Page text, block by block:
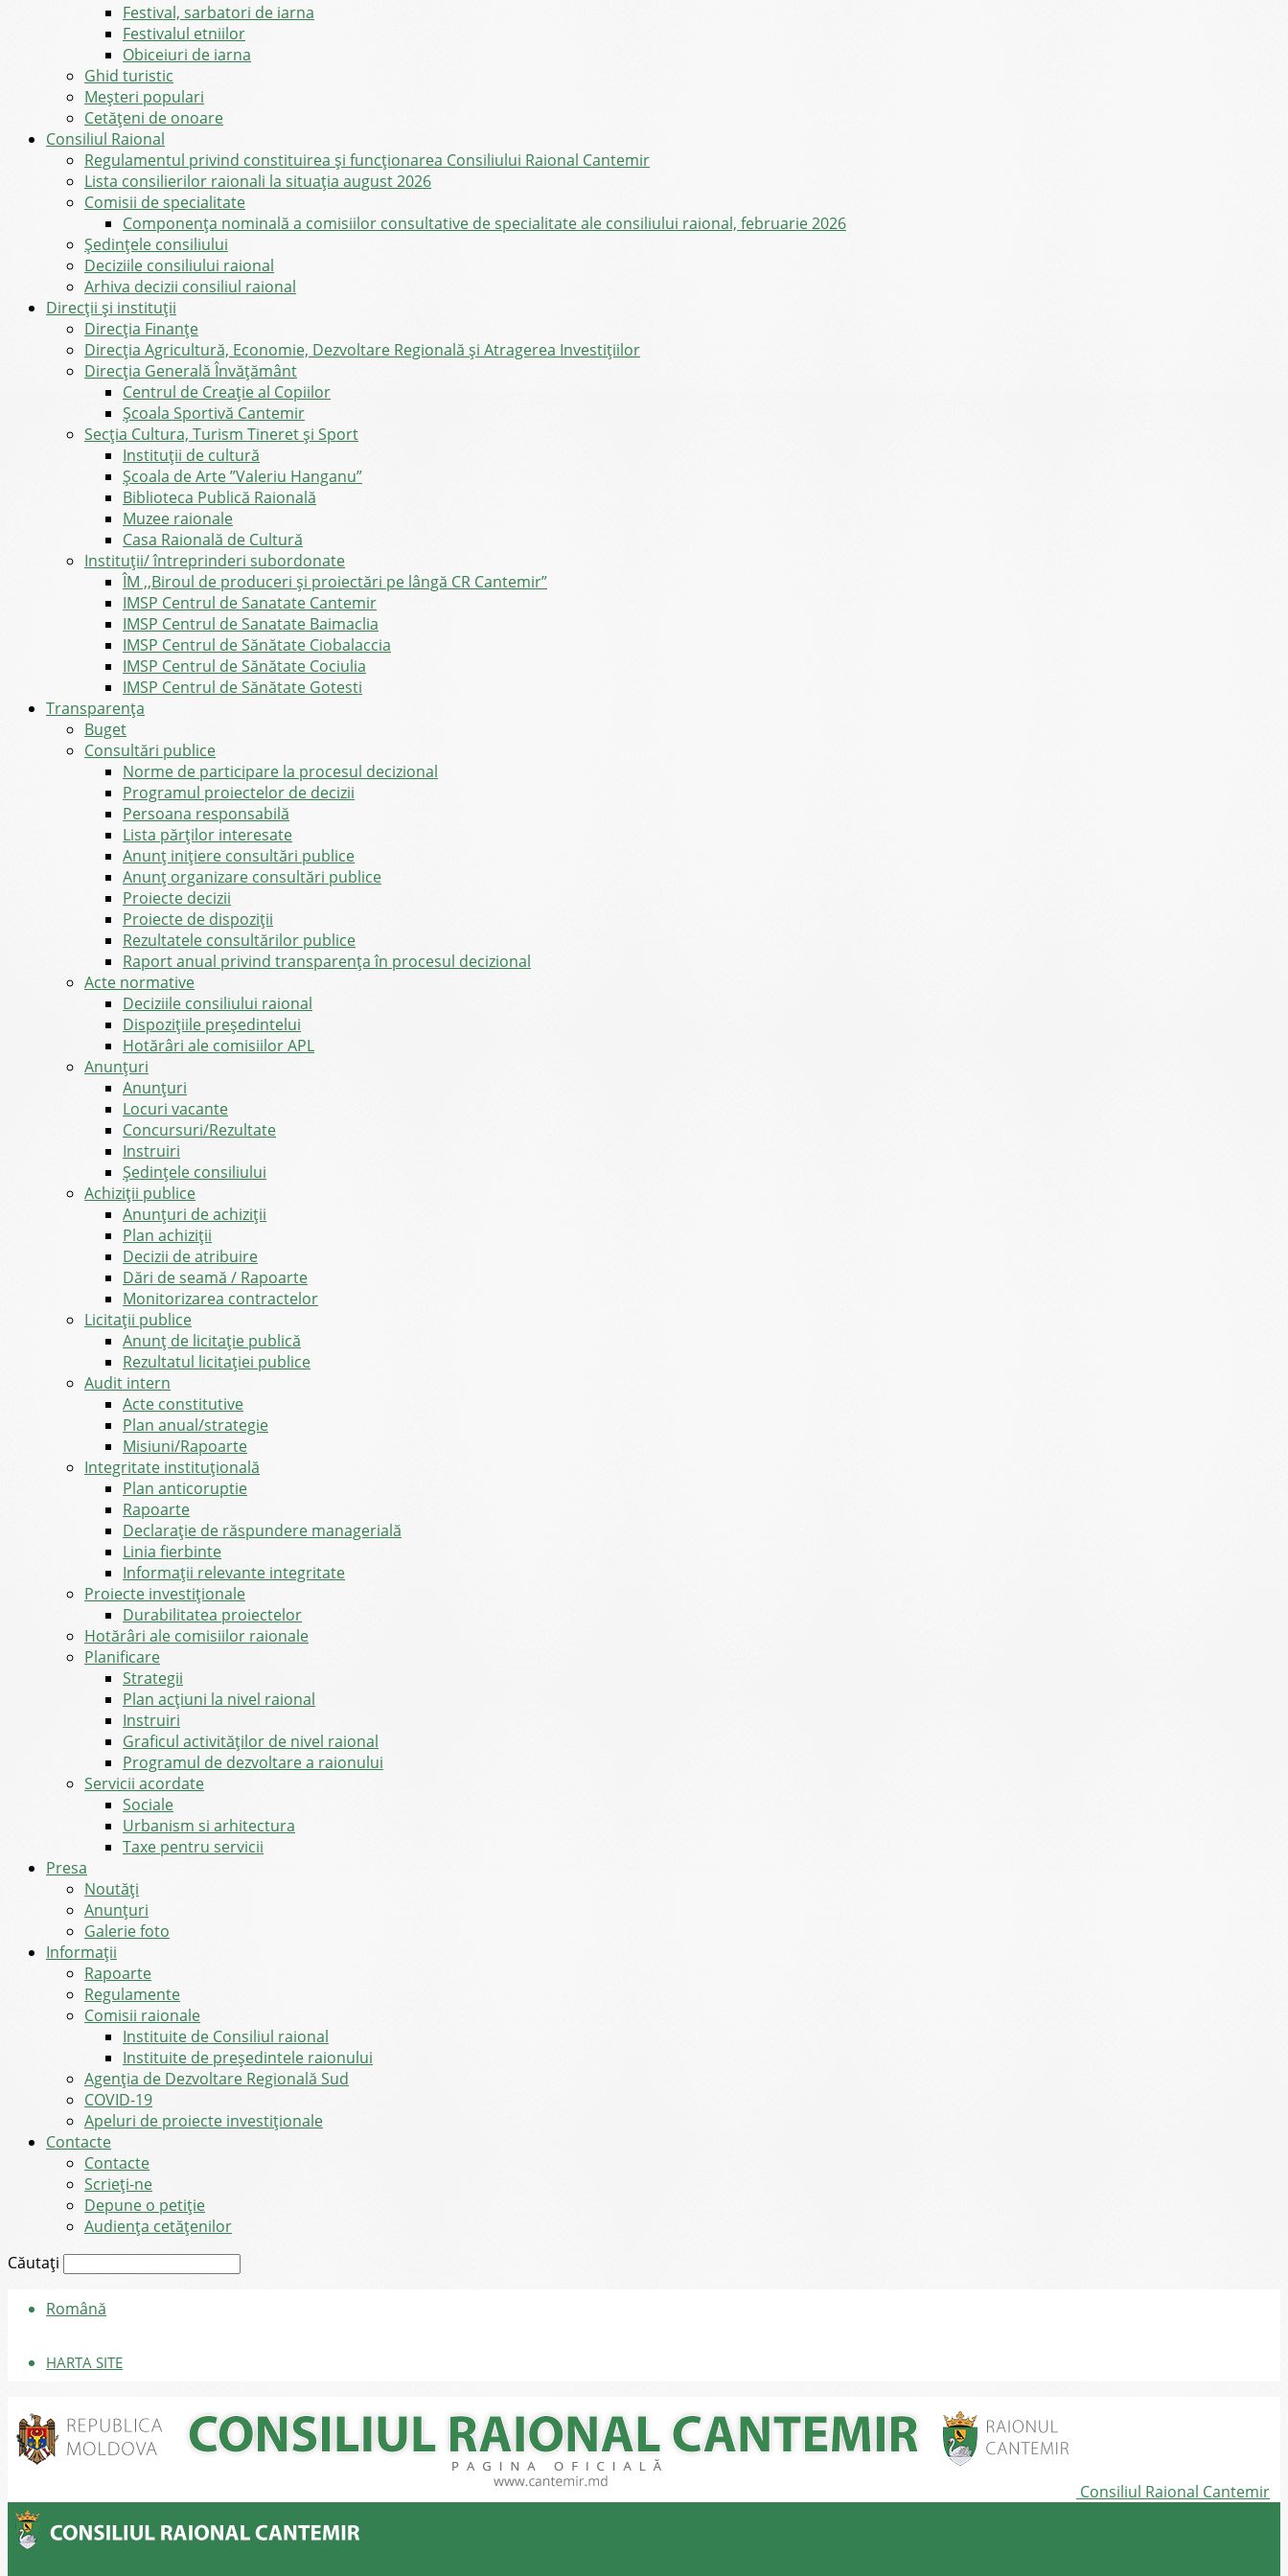
Festival, sarbatori de iarna
Festivalul etniilor
Obiceiuri de iarna
Ghid turistic
Meşteri populari
Cetățeni de onoare
Consiliul Raional
Regulamentul privind constituirea şi funcţionarea Consiliului Raional Cantemir
Lista consilierilor raionali la situația august 2026
Comisii de specialitate
Componența nominală a comisiilor consultative de specialitate ale consiliului raional, februarie 2026
Şedinţele consiliului
Deciziile consiliului raional
Arhiva decizii consiliul raional
Direcții și instituții
Direcţia Finanţe
Direcția Agricultură, Economie, Dezvoltare Regională și Atragerea Investițiilor
Direcția Generală Învățământ
Centrul de Creație al Copiilor
Școala Sportivă Cantemir
Secția Cultura, Turism Tineret și Sport
Instituții de cultură
Școala de Arte ”Valeriu Hanganu”
Biblioteca Publică Raională
Muzee raionale
Casa Raională de Cultură
Instituții/ întreprinderi subordonate
ÎM ,,Biroul de produceri și proiectări pe lângă CR Cantemir”
IMSP Centrul de Sanatate Cantemir
IMSP Centrul de Sanatate Baimaclia
IMSP Centrul de Sănătate Ciobalaccia
IMSP Centrul de Sănătate Cociulia
IMSP Centrul de Sănătate Gotesti
Transparența
Buget
Consultări publice
Norme de participare la procesul decizional
Programul proiectelor de decizii
Persoana responsabilă
Lista părților interesate
Anunț inițiere consultări publice
Anunț organizare consultări publice
Proiecte decizii
Proiecte de dispoziții
Rezultatele consultărilor publice
Raport anual privind transparenţa în procesul decizional
Acte normative
Deciziile consiliului raional
Dispozițiile președintelui
Hotărâri ale comisiilor APL
Anunţuri
Anunţuri
Locuri vacante
Concursuri/Rezultate
Instruiri
Şedinţele consiliului
Achiziții publice
Anunțuri de achiziții
Plan achiziții
Decizii de atribuire
Dări de seamă / Rapoarte
Monitorizarea contractelor
Licitații publice
Anunț de licitație publică
Rezultatul licitației publice
Audit intern
Acte constitutive
Plan anual/strategie
Misiuni/Rapoarte
Integritate instituțională
Plan anticoruptie
Rapoarte
Declarație de răspundere managerială
Linia fierbinte
Informații relevante integritate
Proiecte investiționale
Durabilitatea proiectelor
Hotărâri ale comisiilor raionale
Planificare
Strategii
Plan acțiuni la nivel raional
Instruiri
Graficul activităților de nivel raional
Programul de dezvoltare a raionului
Servicii acordate
Sociale
Urbanism si arhitectura
Taxe pentru servicii
Presa
Noutăţi
Anunţuri
Galerie foto
Informații
Rapoarte
Regulamente
Comisii raionale
Instituite de Consiliul raional
Instituite de președintele raionului
Agenția de Dezvoltare Regională Sud
COVID-19
Apeluri de proiecte investiționale
Contacte
Contacte
Scrieți-ne
Depune o petiție
Audiența cetățenilor
Căutați
Română
HARTA SITE
Consiliul Raional Cantemir